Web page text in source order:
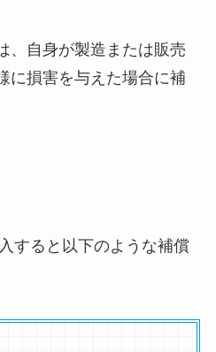
、自身が製造または販売
に損害を与えた場合に補
すると以下のような補償